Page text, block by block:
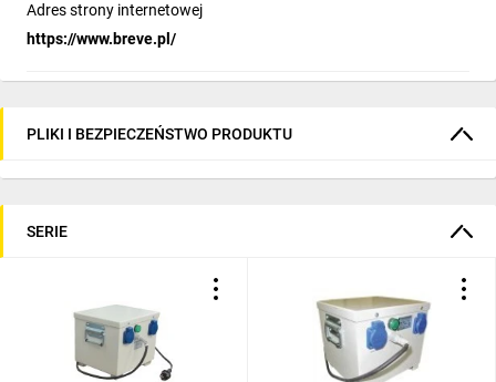
Adres strony internetowej
https://www.breve.pl/
PLIKI I BEZPIECZEŃSTWO PRODUKTU
SERIE